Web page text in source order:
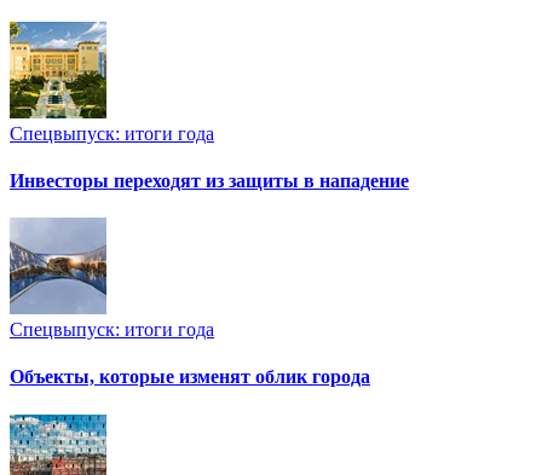
Спецвыпуск: итоги года
Инвесторы переходят из защиты в нападение
Спецвыпуск: итоги года
Объекты, которые изменят облик города